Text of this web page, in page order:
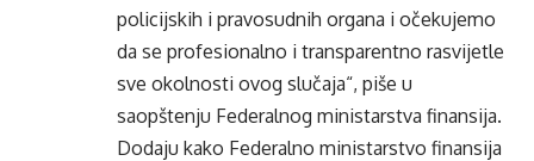
policijskih i pravosudnih organa i očekujemo
da se profesionalno i transparentno rasvijetle
sve okolnosti ovog slučaja“, piše u
saopštenju Federalnog ministarstva finansija.
Dodaju kako Federalno ministarstvo finansija